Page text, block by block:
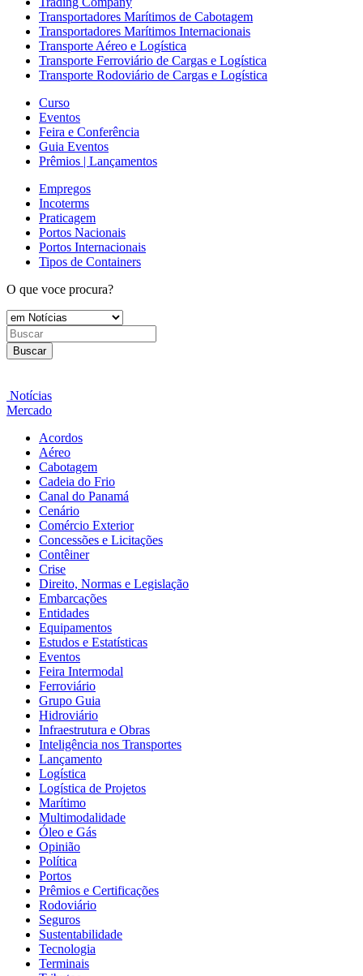
Transportadores Marítimos de Cabotagem
Transportadores Marítimos Internacionais
Transporte Aéreo e Logística
Transporte Ferroviário de Cargas e Logística
Transporte Rodoviário de Cargas e Logística
Curso
Eventos
Feira e Conferência
Guia Eventos
Prêmios | Lançamentos
Empregos
Incoterms
Praticagem
Portos Nacionais
Portos Internacionais
Tipos de Containers
O que voce procura?
Buscar
Notícias
Mercado
Acordos
Aéreo
Cabotagem
Cadeia do Frio
Canal do Panamá
Cenário
Comércio Exterior
Concessões e Licitações
Contêiner
Crise
Direito, Normas e Legislação
Embarcações
Entidades
Equipamentos
Estudos e Estatísticas
Eventos
Feira Intermodal
Ferroviário
Grupo Guia
Hidroviário
Infraestrutura e Obras
Inteligência nos Transportes
Lançamento
Logística
Logística de Projetos
Marítimo
Multimodalidade
Óleo e Gás
Opinião
Política
Portos
Prêmios e Certificações
Rodoviário
Seguros
Sustentabilidade
Tecnologia
Terminais